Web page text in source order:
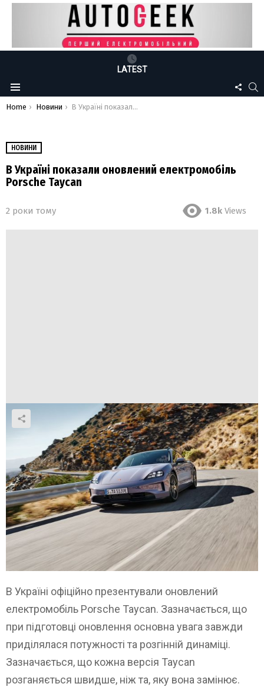
LATEST
Menu
US
You are here:
Home Новини В Україні показали оновлений електромобіль Porsche Taycan
НОВИНИ
В Україні показали оновлений електромобіль
Porsche Taycan
2 роки тому 1.8k Views
В Україні офіційно презентували оновлений
електромобіль Porsche Taycan. Зазначається, що
при підготовці оновлення основна увага завжди
приділялася потужності та розгінній динаміці.
Зазначається, що кожна версія Taycan
розганяється швидше, ніж та, яку вона замінює.